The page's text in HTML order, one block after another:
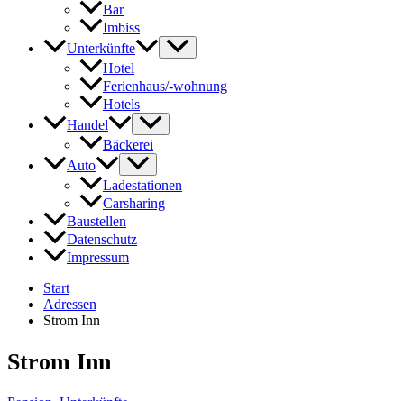
Bar
Imbiss
Unterkünfte
Hotel
Ferienhaus/-wohnung
Hotels
Handel
Bäckerei
Auto
Ladestationen
Carsharing
Baustellen
Datenschutz
Impressum
Start
Adressen
Strom Inn
Strom Inn